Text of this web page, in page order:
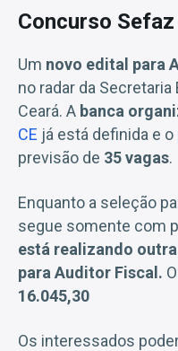
Concurso Sefaz
Um novo edital para
no radar da Secretaria
Ceará. A banca
CE já está definida e o
previsão de 35 vagas.
Enquanto a seleção
segue somente com
está realizando
para Auditor Fiscal.
16.045,30
Os interessados